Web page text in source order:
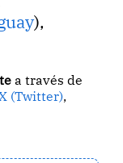
),
a través de
(Twitter),